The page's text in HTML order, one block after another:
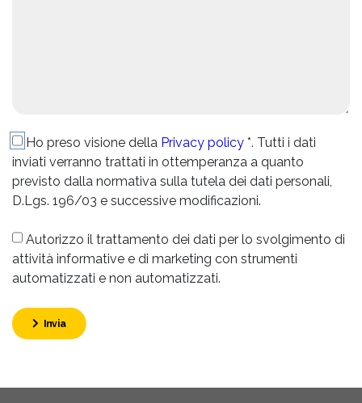
Ho preso visione della Privacy policy *. Tutti i dati
inviati verranno trattati in ottemperanza a quanto
previsto dalla normativa sulla tutela dei dati personali,
D.Lgs. 196/03 e successive modificazioni.
Autorizzo il trattamento dei dati per lo svolgimento di
attività informative e di marketing con strumenti
automatizzati e non automatizzati.
Invia